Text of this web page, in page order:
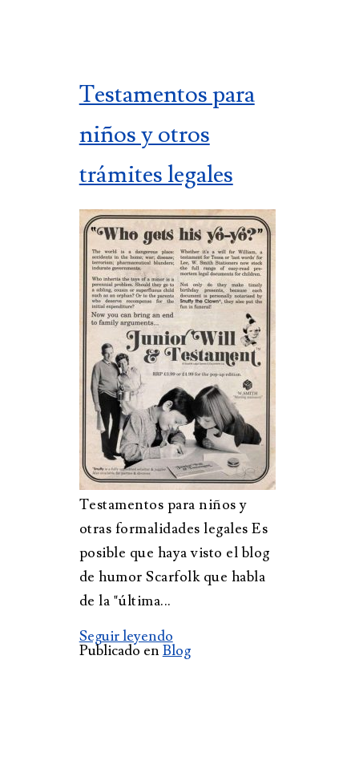
Testamentos para
niños y otros
trámites legales
Testamentos para niños y
otras formalidades legales Es
posible que haya visto el blog
de humor Scarfolk que habla
de la "última...
Seguir leyendo
Publicado en Blog